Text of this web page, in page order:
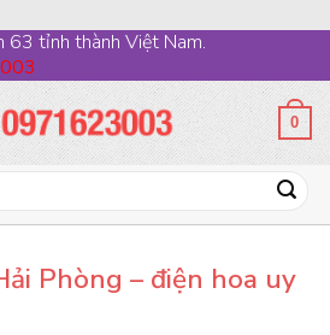
63 tỉnh thành Việt Nam.
0
Phòng – điện hoa uy